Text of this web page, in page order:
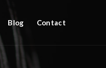
Blog Contact